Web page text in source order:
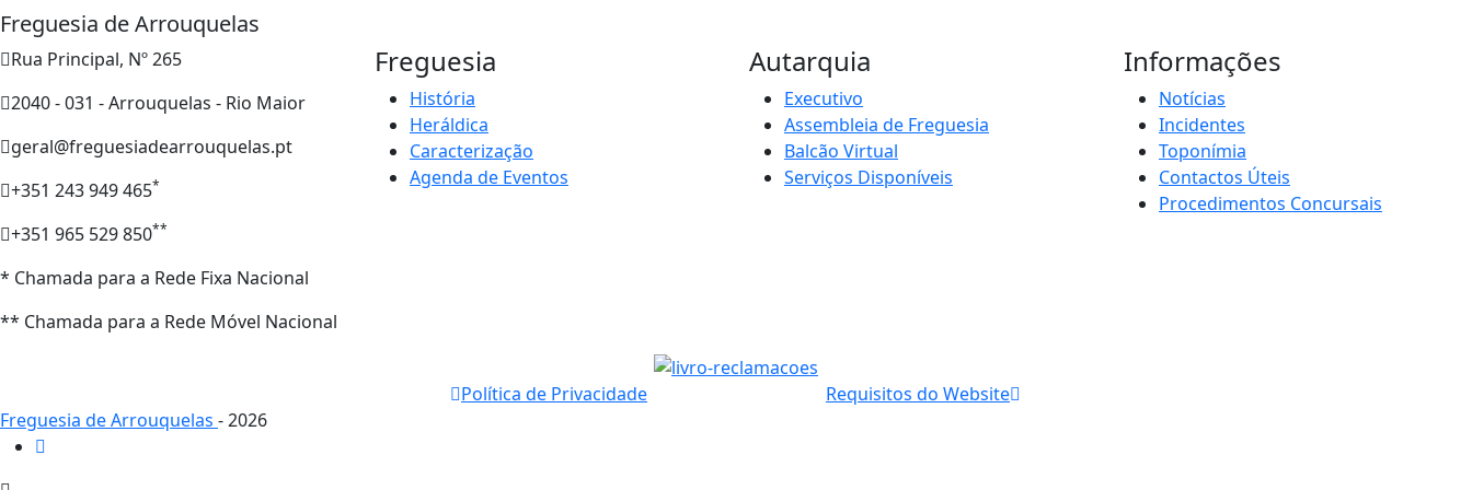
Freguesia de Arrouquelas
Rua Principal, Nº 265
2040 - 031 - Arrouquelas - Rio Maior
geral@freguesiadearrouquelas.pt
+351 243 949 465*
+351 965 529 850**
* Chamada para a Rede Fixa Nacional
** Chamada para a Rede Móvel Nacional
Freguesia
História
Heráldica
Caracterização
Agenda de Eventos
Autarquia
Executivo
Assembleia de Freguesia
Balcão Virtual
Serviços Disponíveis
Informações
Notícias
Incidentes
Toponímia
Contactos Úteis
Procedimentos Concursais
Política de Privacidade
Requisitos do Website
Freguesia de Arrouquelas - 2026